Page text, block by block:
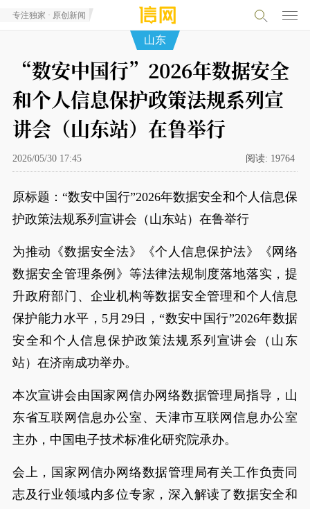
专注独家 · 原创新闻
山东
“数安中国行”2026年数据安全
和个人信息保护政策法规系列宣
讲会（山东站）在鲁举行
2026/05/30 17:45 阅读: 19764
原标题：“数安中国行”2026年数据安全和个人信息保
护政策法规系列宣讲会（山东站）在鲁举行
为推动《数据安全法》《个人信息保护法》《网络
数据安全管理条例》等法律法规制度落地落实，提
升政府部门、企业机构等数据安全管理和个人信息
保护能力水平，5月29日，“数安中国行”2026年数据
安全和个人信息保护政策法规系列宣讲会（山东
站）在济南成功举办。
本次宣讲会由国家网信办网络数据管理局指导，山
东省互联网信息办公室、天津市互联网信息办公室
主办，中国电子技术标准化研究院承办。
会上，国家网信办网络数据管理局有关工作负责同
志及行业领域内多位专家，深入解读了数据安全和